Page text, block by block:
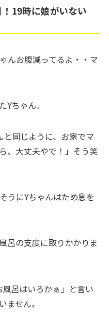
19時に娘がいない
んお腹減ってるよ・・マ
ちゃん。
同じように、お家でマ
、大丈夫やで！」そう笑
うにYちゃんはため息を
呂の支度に取りかかりま
呂はいろかぁ」と言い
ません。